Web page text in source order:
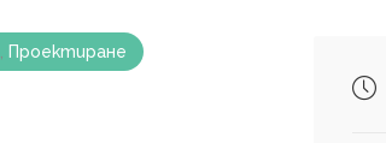
Проектиране